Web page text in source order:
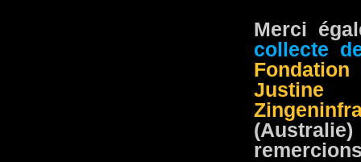
Merci
collecte
Justine